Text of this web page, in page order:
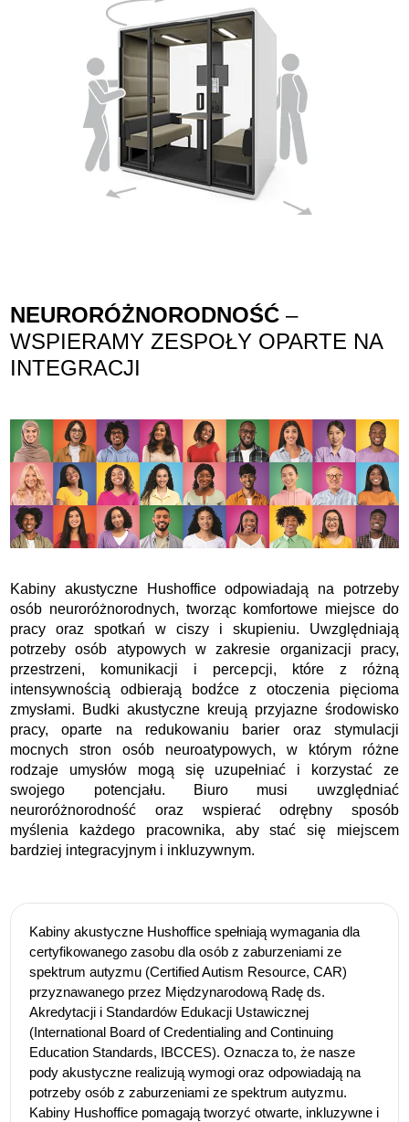
NEURORÓŻNORODNOŚĆ –
WSPIERAMY ZESPOŁY OPARTE NA
INTEGRACJI
Kabiny akustyczne Hushoffice odpowiadają na potrzeby
osób neuroróżnorodnych, tworząc komfortowe miejsce do
pracy oraz spotkań w ciszy i skupieniu. Uwzględniają
potrzeby osób atypowych w zakresie organizacji pracy,
przestrzeni, komunikacji i percepcji, które z różną
intensywnością odbierają bodźce z otoczenia pięcioma
zmysłami. Budki akustyczne kreują przyjazne środowisko
pracy, oparte na redukowaniu barier oraz stymulacji
mocnych stron osób neuroatypowych, w którym różne
rodzaje umysłów mogą się uzupełniać i korzystać ze
swojego potencjału. Biuro musi uwzględniać
neuroróżnorodność oraz wspierać odrębny sposób
myślenia każdego pracownika, aby stać się miejscem
bardziej integracyjnym i inkluzywnym.
Kabiny akustyczne Hushoffice spełniają wymagania dla
certyfikowanego zasobu dla osób z zaburzeniami ze
spektrum autyzmu (Certified Autism Resource, CAR)
przyznawanego przez Międzynarodową Radę ds.
Akredytacji i Standardów Edukacji Ustawicznej
(International Board of Credentialing and Continuing
Education Standards, IBCCES). Oznacza to, że nasze
pody akustyczne realizują wymogi oraz odpowiadają na
potrzeby osób z zaburzeniami ze spektrum autyzmu.
Kabiny Hushoffice pomagają tworzyć otwarte, inkluzywne i